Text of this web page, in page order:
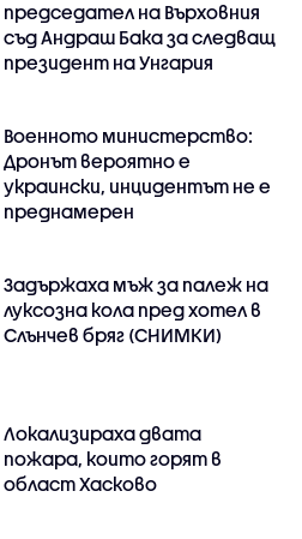
председател на Върховния
съд Андраш Бака за следващ
президент на Унгария
Военното министерство:
Дронът вероятно е
украински, инцидентът не е
преднамерен
Задържаха мъж за палеж на
луксозна кола пред хотел в
Слънчев бряг (СНИМКИ)
Локализираха двата
пожара, които горят в
област Хасково